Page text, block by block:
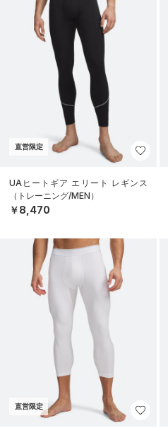
直営限定
UAヒートギア エリート レギンス
（トレーニング/MEN）
￥8,470
直営限定